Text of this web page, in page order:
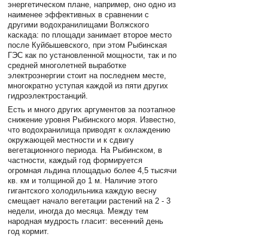
энергетическом плане, например, оно одно из
наименее эффективных в сравнении с
другими водохранилищами Волжского
каскада: по площади занимает второе место
после Куйбышевского, при этом Рыбинская
ГЭС как по установленной мощности, так и по
средней многолетней выработке
электроэнергии стоит на последнем месте,
многократно уступая каждой из пяти других
гидроэлектростанций.
Есть и много других аргументов за поэтапное
снижение уровня Рыбинского моря. Известно,
что водохранилища приводят к охлаждению
окружающей местности и к сдвигу
вегетационного периода. На Рыбинском, в
частности, каждый год формируется
огромная льдина площадью более 4,5 тысячи
кв. км и толщиной до 1 м. Наличие этого
гигантского холодильника каждую весну
смещает начало вегетации растений на 2 - 3
недели, иногда до месяца. Между тем
народная мудрость гласит: весенний день
год кормит.